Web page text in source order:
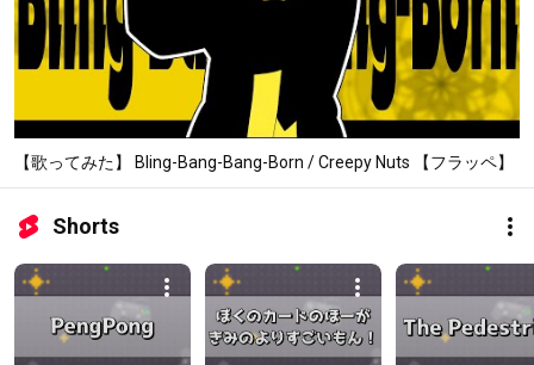
【歌ってみた】 Bling-Bang-Bang-Born / Creepy Nuts 【フラッペ】
Shorts